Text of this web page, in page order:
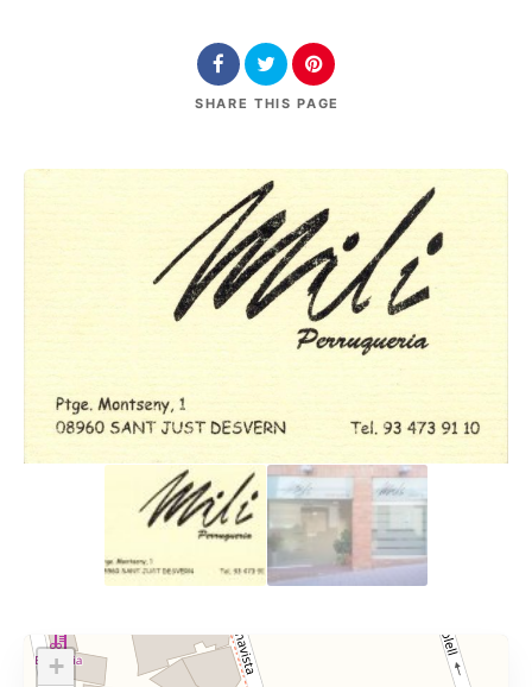
SHARE THIS PAGE
+